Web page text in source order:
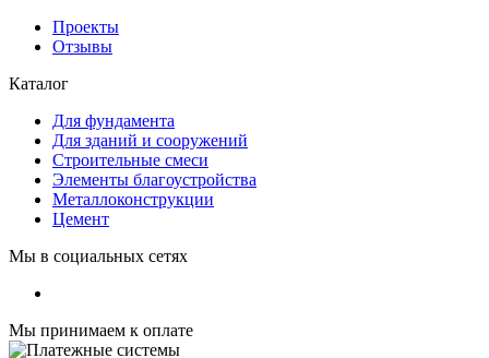
Проекты
Отзывы
Каталог
Для фундамента
Для зданий и сооружений
Строительные смеси
Элементы благоустройства
Металлоконструкции
Цемент
Мы в социальных сетях
Мы принимаем к оплате